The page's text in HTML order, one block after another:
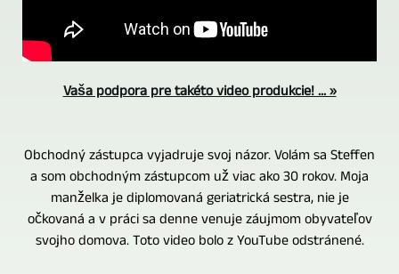
Vaša podpora pre takéto video produkcie! ... »
Obchodný zástupca vyjadruje svoj názor. Volám sa Steffen
a som obchodným zástupcom už viac ako 30 rokov. Moja
manželka je diplomovaná geriatrická sestra, nie je
očkovaná a v práci sa denne venuje záujmom obyvateľov
svojho domova. Toto video bolo z YouTube odstránené.